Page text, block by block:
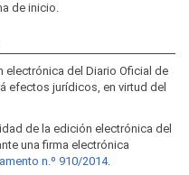
de inicio.
electrónica del Diario Oficial de
efectos jurídicos, en virtud del
de la edición electrónica del
una firma electrónica
n.º 910/2014.